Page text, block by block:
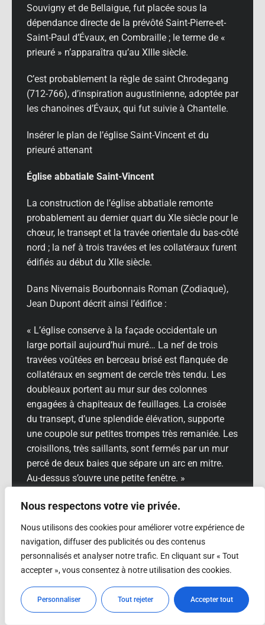
Nous respectons votre vie privée.
Nous utilisons des cookies pour améliorer votre expérience de
navigation, diffuser des publicités ou des contenus
personnalisés et analyser notre trafic. En cliquant sur « Tout
accepter », vous consentez à notre utilisation des cookies.
Personnaliser Tout rejeter Accepter tout
Souvigny et de Bellaigue, fut placée sous la
dépendance directe de la prévôté Saint-Pierre-et-
Saint-Paul d’Évaux, en Combraille ; le terme de «
prieuré » n’apparaîtra qu’au XIIIe siècle.
C’est probablement la règle de saint Chrodegang
(712-766), d’inspiration augustinienne, adoptée par
les chanoines d’Évaux, qui fut suivie à Chantelle.
Insérer le plan de l’église Saint-Vincent et du
prieuré attenant
Église abbatiale Saint-Vincent
La construction de l’église abbatiale remonte
probablement au dernier quart du XIe siècle pour le
chœur, le transept et la travée orientale du bas-côté
nord ; la nef à trois travées et les collatéraux furent
édifiés au début du XIIe siècle.
Dans Nivernais Bourbonnais Roman (Zodiaque),
Jean Dupont décrit ainsi l’édifice :
« L’église conserve à la façade occidentale un
large portail aujourd’hui muré… La nef de trois
travées voûtées en berceau brisé est flanquée de
collatéraux en segment de cercle très tendu. Les
doubleaux portent au mur sur des colonnes
engagées à chapiteaux de feuillages. La croisée
du transept, d’une splendide élévation, supporte
une coupole sur petites trompes très remaniée. Les
croisillons, très saillants, sont fermés par un mur
percé de deux baies que sépare un arc en mitre.
Au-dessus s’ouvre une petite fenêtre. »
Le chœur à courte travée droite s’achève par une
déambulatoire qui dessert trois chapelles
rayonnantes éclairées par des fenêtres à
colonnettes. Les chapiteaux y sont pour la plupart
simplement épannelés. Quelques-uns ont reçu un
décor de feuillage ou de petits personnages assez
frustres. On admirera par contre le magnifique